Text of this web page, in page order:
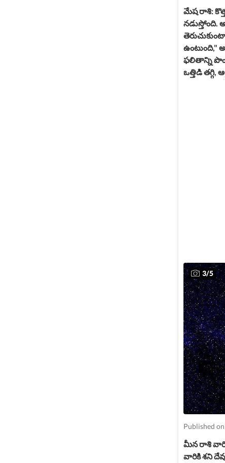
మేష రాశి:
నడుస్తోంది.
ఉంటుంది,"
ఫలితాన్ని
ఒత్తిడి తగ్గి,
3/5
Published
మీన రాశి
వారికి శని